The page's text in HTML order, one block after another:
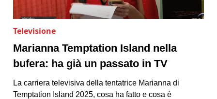
Televisione
Marianna Temptation Island nella
bufera: ha già un passato in TV
La carriera televisiva della tentatrice Marianna di
Temptation Island 2025, cosa ha fatto e cosa è